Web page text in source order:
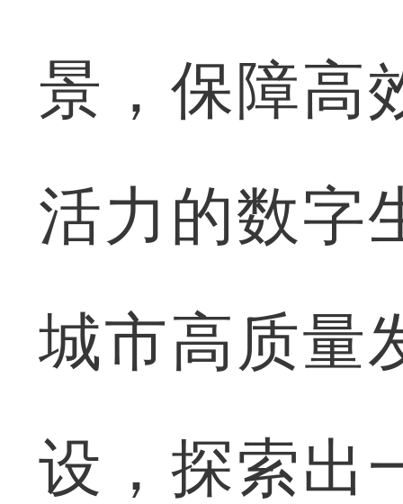
景，保障高
活力的数字
城市高质量
设，探索出